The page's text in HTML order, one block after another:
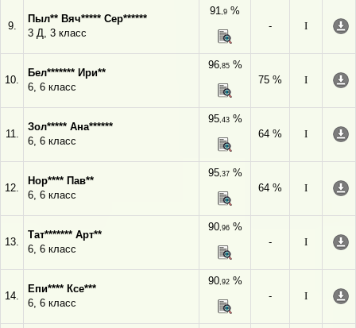
9.
Пыл** Вяч***** Сер******
3 Д, 3 класс
91,9 %
-
I
10.
Бел******* Ири**
6, 6 класс
96,85%
75 %
I
11.
Зол***** Ана******
6, 6 класс
95,43%
64 %
I
12.
Нор**** Пав**
6, 6 класс
95,37%
64 %
I
13.
Тат******* Арт**
6, 6 класс
90,96%
-
I
14.
Епи**** Ксе***
6, 6 класс
90,92%
-
I